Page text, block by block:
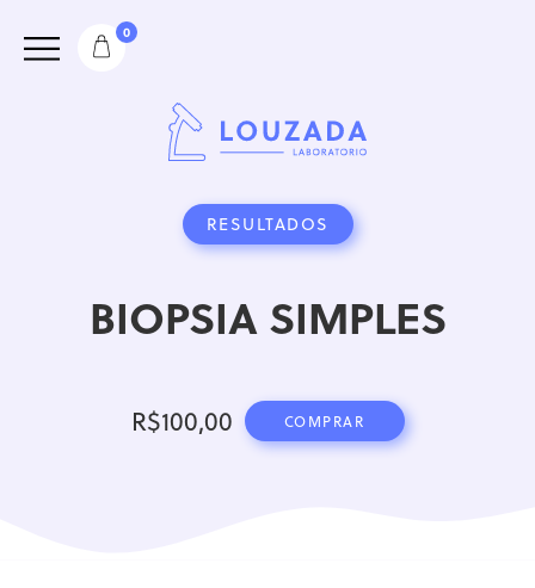
0
RESULTADOS
BIOPSIA SIMPLES
R$100,00 COMPRAR